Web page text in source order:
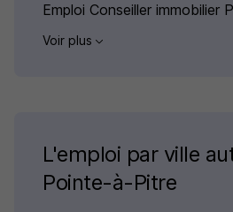
Emploi Conseiller immobilier
Voir plus
L'emploi par ville
Pointe-à-Pitre